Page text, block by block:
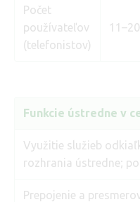
Počet
používateľov
(telefonistov)
11–20
Funkcie ústredne v
Využitie služieb
rozhrania ústredne;
Prepojenie a